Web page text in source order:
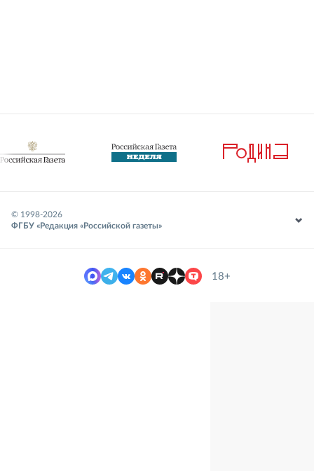
© 1998-2026
ФГБУ «Редакция «Российской газеты»
18+